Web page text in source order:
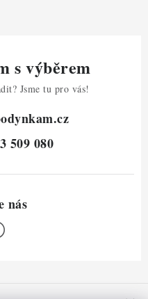
s výběrem
Jsme tu pro vás!
509 080